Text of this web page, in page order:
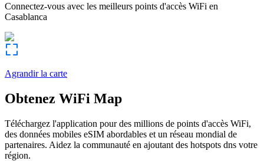
Connectez-vous avec les meilleurs points d'accès WiFi en
Casablanca
Agrandir la carte
Obtenez WiFi Map
Téléchargez l'application pour des millions de points d'accès WiFi,
des données mobiles eSIM abordables et un réseau mondial de
partenaires. Aidez la communauté en ajoutant des hotspots dns votre
région.